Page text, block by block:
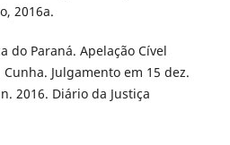
2016a.
do Paraná. Apelação Cível
Julgamento em 15 dez.
2016. Diário da Justiça